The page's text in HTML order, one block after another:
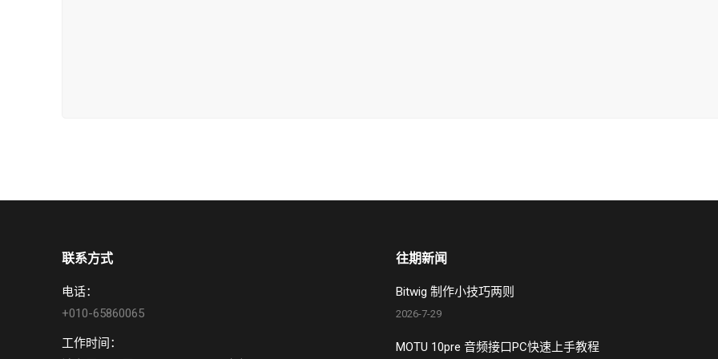
联系方式
电话：
+010-65860065
工作时间：
往期新闻
Bitwig 制作小技巧两则
2026-7-29
MOTU 10pre 音频接口PC快速上手教程